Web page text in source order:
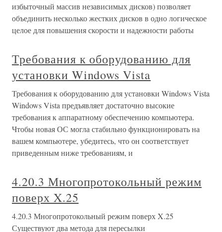
избыточный массив независимых дисков) позволяет
объединить несколько жестких дисков в одно логическое
целое для повышения скорости и надежности работы
Требования к оборудованию для
установки Windows Vista
Требования к оборудованию для установки Windows Vista
Windows Vista предъявляет достаточно высокие
требования к аппаратному обеспечению компьютера.
Чтобы новая ОС могла стабильно функционировать на
вашем компьютере, убедитесь, что он соответствует
приведенным ниже требованиям, и
4.20.3 Многопротокольный режим
поверх X.25
4.20.3 Многопротокольный режим поверх X.25
Существуют два метода для пересылки